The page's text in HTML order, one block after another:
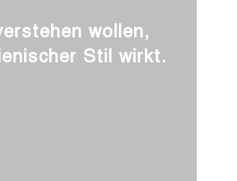
wollen,
Stil wirkt.